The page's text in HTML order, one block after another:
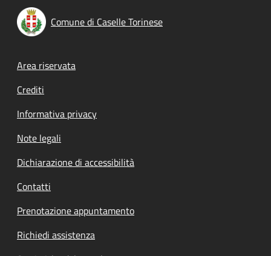
Comune di Caselle Torinese
Footer menu
Area riservata
Crediti
Informativa privacy
Note legali
Dichiarazione di accessibilità
Contatti
Prenotazione appuntamento
Richiedi assistenza